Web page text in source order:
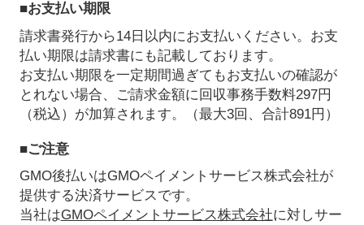
■お支払い期限
請求書発行から14日以内にお支払いください。お支
払い期限は請求書にも記載しております。
お支払い期限を一定期間過ぎてもお支払いの確認が
とれない場合、ご請求金額に回収事務手数料297円
（税込）が加算されます。（最大3回、合計891円）
■ご注意
GMO後払いはGMOペイメントサービス株式会社が
提供する決済サービスです。
当社はGMOペイメントサービス株式会社に対しサー